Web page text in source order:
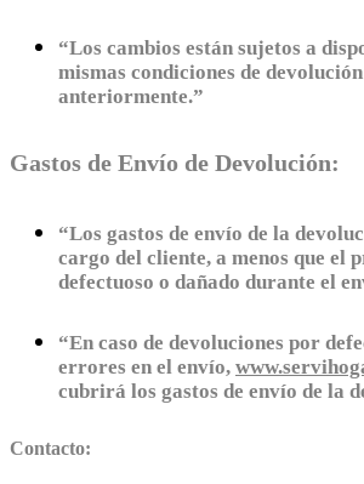
“Los cambios están sujetos a
mismas condiciones de
anteriormente.”
Gastos de Envío de Devolución:
“Los gastos de envío de la
cargo del cliente, a menos que el
defectuoso o dañado durante el
“En caso de devoluciones por
errores en el envío,
cubrirá los gastos de envío de la
Contacto: